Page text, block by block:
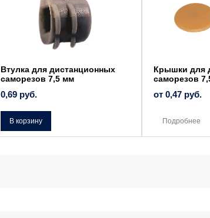
Втулка для дистанционных
саморезов 7,5 мм
0,69 руб.
В корзину
Крышки для
саморезов
от 0,47 руб.
Подробнее
несколько
вариаций.
Опции